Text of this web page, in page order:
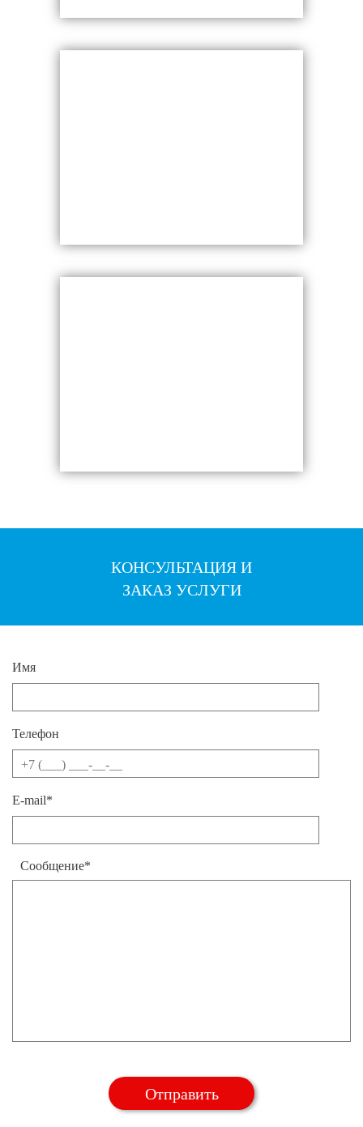
КОНСУЛЬТАЦИЯ И
ЗАКАЗ УСЛУГИ
Имя
Телефон
E-mail*
Сообщение*